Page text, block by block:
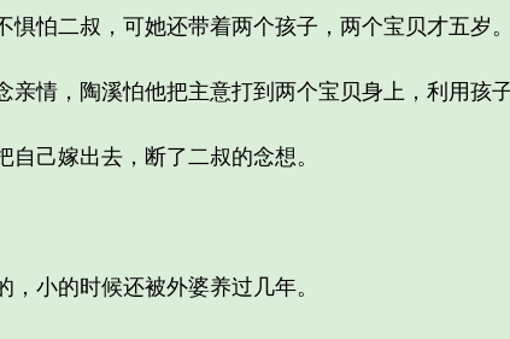
怕二叔，可她还带着两个孩子，两个宝贝才五岁
情，陶溪怕他把主意打到两个宝贝身上，利用孩
己嫁出去，断了二叔的念想。
小的时候还被外婆养过几年。